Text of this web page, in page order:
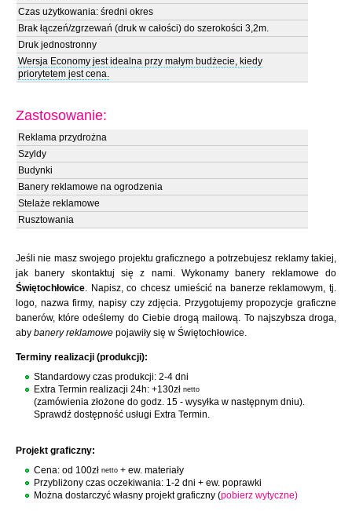
Czas użytkowania: średni okres
Brak łączeń/zgrzewań (druk w całości) do szerokości 3,2m.
Druk jednostronny
Wersja Economy jest idealna przy małym budżecie, kiedy
priorytetem jest cena.
Zastosowanie:
Reklama przydrożna
Szyldy
Budynki
Banery reklamowe na ogrodzenia
Stelaże reklamowe
Rusztowania
Jeśli nie masz swojego projektu graficznego a potrzebujesz reklamy takiej,
jak banery skontaktuj się z nami. Wykonamy banery reklamowe do
Świętochłowice. Napisz, co chcesz umieścić na banerze reklamowym, tj.
logo, nazwa firmy, napisy czy zdjęcia. Przygotujemy propozycje graficzne
banerów, które odeślemy do Ciebie drogą mailową. To najszybsza droga,
aby banery reklamowe pojawiły się w Świętochłowice.
Terminy realizacji (produkcji):
Standardowy czas produkcji: 2-4 dni
Extra Termin realizacji 24h: +130zł netto
(zamówienia złożone do godz. 15 - wysyłka w następnym dniu).
Sprawdź dostępność usługi Extra Termin.
Projekt graficzny:
Cena: od 100zł netto + ew. materiały
Przybliżony czas oczekiwania: 1-2 dni + ew. poprawki
Można dostarczyć własny projekt graficzny (pobierz wytyczne)